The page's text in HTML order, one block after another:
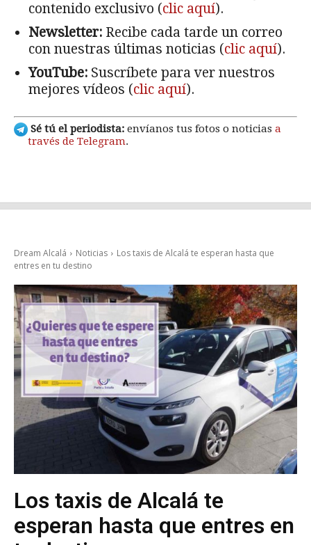
contenido exclusivo (clic aquí).
Newsletter: Recibe cada tarde un correo
con nuestras últimas noticias (clic aquí).
YouTube: Suscríbete para ver nuestros
mejores vídeos (clic aquí).
Sé tú el periodista: envíanos tus fotos o noticias a
través de Telegram.